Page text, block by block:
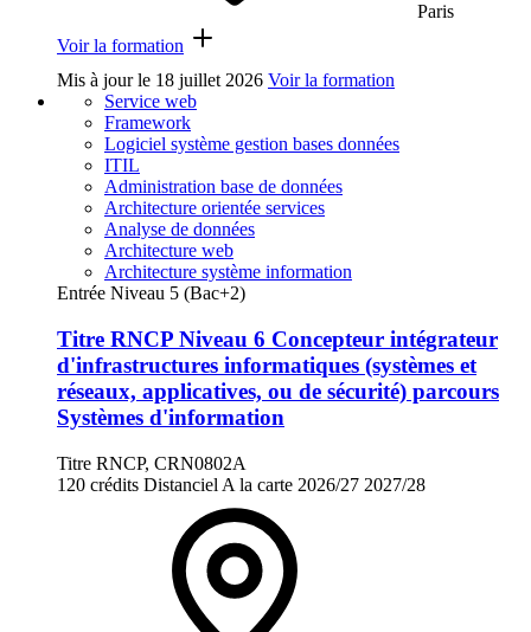
Paris
Voir la formation
Mis à jour le 18 juillet 2026 Voir la formation
Service web
Framework
Logiciel système gestion bases données
ITIL
Administration base de données
Architecture orientée services
Analyse de données
Architecture web
Architecture système information
Entrée Niveau 5 (Bac+2)
Titre RNCP Niveau 6 Concepteur intégrateur
d'infrastructures informatiques (systèmes et
réseaux, applicatives, ou de sécurité) parcours
Systèmes d'information
Titre RNCP, CRN0802A
120 crédits Distanciel A la carte 2026/27 2027/28